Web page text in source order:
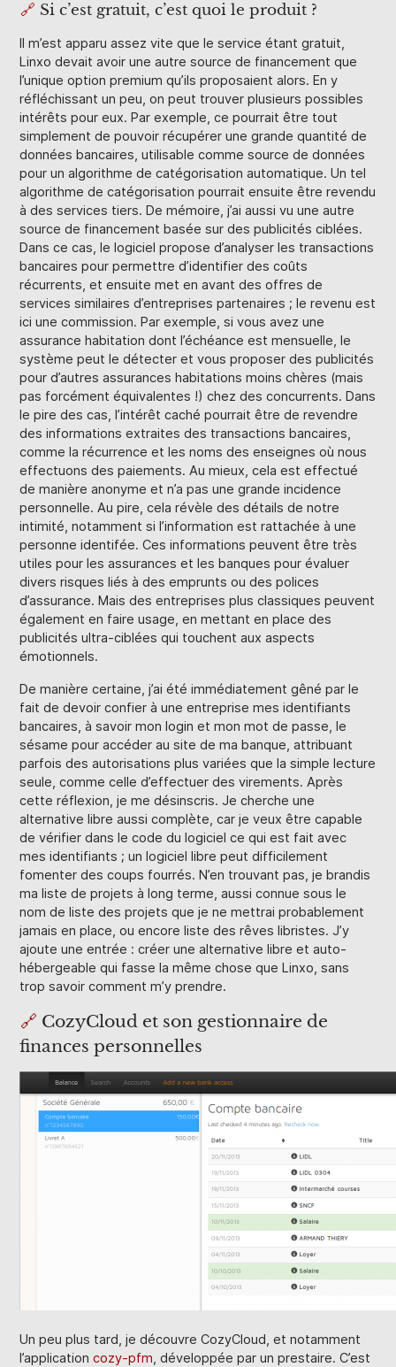
🔗 Si c’est gratuit, c’est quoi le produit ?
Il m’est apparu assez vite que le service étant gratuit,
Linxo devait avoir une autre source de financement que
l’unique option premium qu’ils proposaient alors. En y
réfléchissant un peu, on peut trouver plusieurs possibles
intérêts pour eux. Par exemple, ce pourrait être tout
simplement de pouvoir récupérer une grande quantité de
données bancaires, utilisable comme source de données
pour un algorithme de catégorisation automatique. Un tel
algorithme de catégorisation pourrait ensuite être revendu
à des services tiers. De mémoire, j’ai aussi vu une autre
source de financement basée sur des publicités ciblées.
Dans ce cas, le logiciel propose d’analyser les transactions
bancaires pour permettre d’identifier des coûts
récurrents, et ensuite met en avant des offres de
services similaires d’entreprises partenaires ; le revenu est
ici une commission. Par exemple, si vous avez une
assurance habitation dont l’échéance est mensuelle, le
système peut le détecter et vous proposer des publicités
pour d’autres assurances habitations moins chères (mais
pas forcément équivalentes !) chez des concurrents. Dans
le pire des cas, l’intérêt caché pourrait être de revendre
des informations extraites des transactions bancaires,
comme la récurrence et les noms des enseignes où nous
effectuons des paiements. Au mieux, cela est effectué
de manière anonyme et n’a pas une grande incidence
personnelle. Au pire, cela révèle des détails de notre
intimité, notamment si l’information est rattachée à une
personne identifée. Ces informations peuvent être très
utiles pour les assurances et les banques pour évaluer
divers risques liés à des emprunts ou des polices
d’assurance. Mais des entreprises plus classiques peuvent
également en faire usage, en mettant en place des
publicités ultra-ciblées qui touchent aux aspects
émotionnels.
De manière certaine, j’ai été immédiatement gêné par le
fait de devoir confier à une entreprise mes identifiants
bancaires, à savoir mon login et mon mot de passe, le
sésame pour accéder au site de ma banque, attribuant
parfois des autorisations plus variées que la simple lecture
seule, comme celle d’effectuer des virements. Après
cette réflexion, je me désinscris. Je cherche une
alternative libre aussi complète, car je veux être capable
de vérifier dans le code du logiciel ce qui est fait avec
mes identifiants ; un logiciel libre peut difficilement
fomenter des coups fourrés. N’en trouvant pas, je brandis
ma liste de projets à long terme, aussi connue sous le
nom de liste des projets que je ne mettrai probablement
jamais en place, ou encore liste des rêves libristes. J’y
ajoute une entrée : créer une alternative libre et auto-
hébergeable qui fasse la même chose que Linxo, sans
trop savoir comment m’y prendre.
🔗 CozyCloud et son gestionnaire de
finances personnelles
Un peu plus tard, je découvre CozyCloud, et notamment
l’applicationcozy-pfm, développée par un prestaire. C’est